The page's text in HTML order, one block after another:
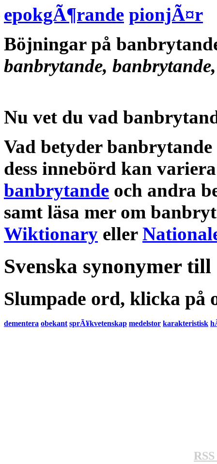
epokgÃ¶rande pionjÃ¤r
Böjningar på
banbrytande,
Nu vet du vad
Vad betyder banbrytande
dess innebörd kan
banbrytande och andra
samt läsa mer om
Wiktionary eller
Svenska synonymer
Slumpade ord, klicka på
dementera obekant sprÃ¥kvetenskap medelstor karakteristisk